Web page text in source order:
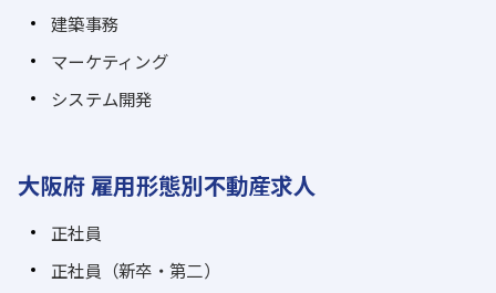
建築事務
マーケティング
システム開発
大阪府 雇用形態別不動産求人
正社員
正社員（新卒・第二）